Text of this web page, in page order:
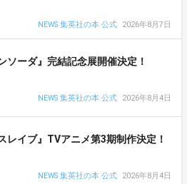
NEWS 集英社の本 公式
2026年8月7日
ソーダ』完結記念展開催決定！
NEWS 集英社の本 公式
2026年8月4日
レイブ』TVアニメ第3期制作決定！
NEWS 集英社の本 公式
2026年8月4日